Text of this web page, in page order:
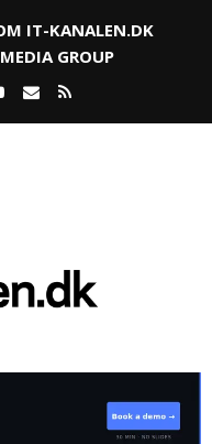
IT-KANALEN.DK
GROUP